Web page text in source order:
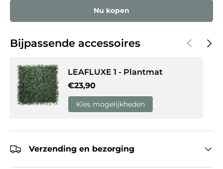
Nu kopen
Bijpassende accessoires Vorige
LEAFLUXE 1 - Plantmat
Reguliere prijs
€23,90
Kies mogelijkheden
Verzending en bezorging